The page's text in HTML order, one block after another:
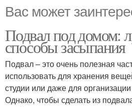
Вас может
Подвал под домом:
способы засыпания
Подвал – это очень полезная
использовать для хранения
студии или даже для
Однако, чтобы сделать из